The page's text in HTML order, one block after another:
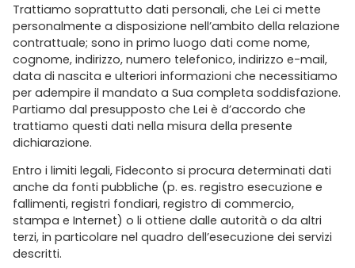
Trattiamo soprattutto dati personali, che Lei ci mette
personalmente a disposizione nell’ambito della relazione
contrattuale; sono in primo luogo dati come nome,
cognome, indirizzo, numero telefonico, indirizzo e-mail,
data di nascita e ulteriori informazioni che necessitiamo
per adempire il mandato a Sua completa soddisfazione.
Partiamo dal presupposto che Lei è d’accordo che
trattiamo questi dati nella misura della presente
dichiarazione.
Entro i limiti legali, Fideconto si procura determinati dati
anche da fonti pubbliche (p. es. registro esecuzione e
fallimenti, registri fondiari, registro di commercio,
stampa e Internet) o li ottiene dalle autorità o da altri
terzi, in particolare nel quadro dell’esecuzione dei servizi
descritti.